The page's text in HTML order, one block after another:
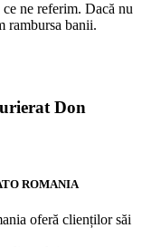
ne referim. Dacă nu
rambursa banii.
ROMANIA
oferă clienților săi